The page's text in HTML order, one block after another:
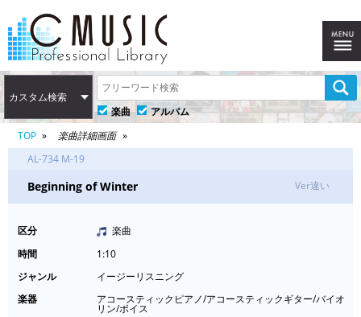
カスタム検索
楽曲
アルバム
TOP
楽曲詳細画面
AL-734 M-19
Beginning of Winter Ver違い
区分
楽曲
時間
1:10
ジャンル
イージーリスニング
楽器
アコースティックピアノ/アコースティックギター/バイオ
リン/ボイス